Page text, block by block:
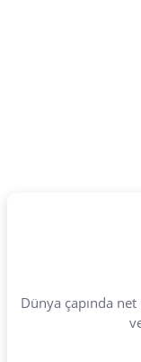
Dünya çapında